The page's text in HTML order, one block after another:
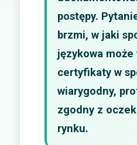
postępy.
brzmi, w jaki
językowa może
certyfikaty w
wiarygodny,
zgodny z
rynku.